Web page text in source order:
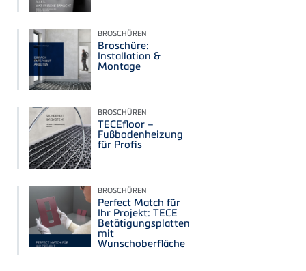
BROSCHÜREN
Broschüre:
Installation &
Montage
BROSCHÜREN
TECEfloor –
Fußbodenheizung
für Profis
BROSCHÜREN
Perfect Match für
Ihr Projekt: TECE
Betätigungsplatten
mit
Wunschoberfläche